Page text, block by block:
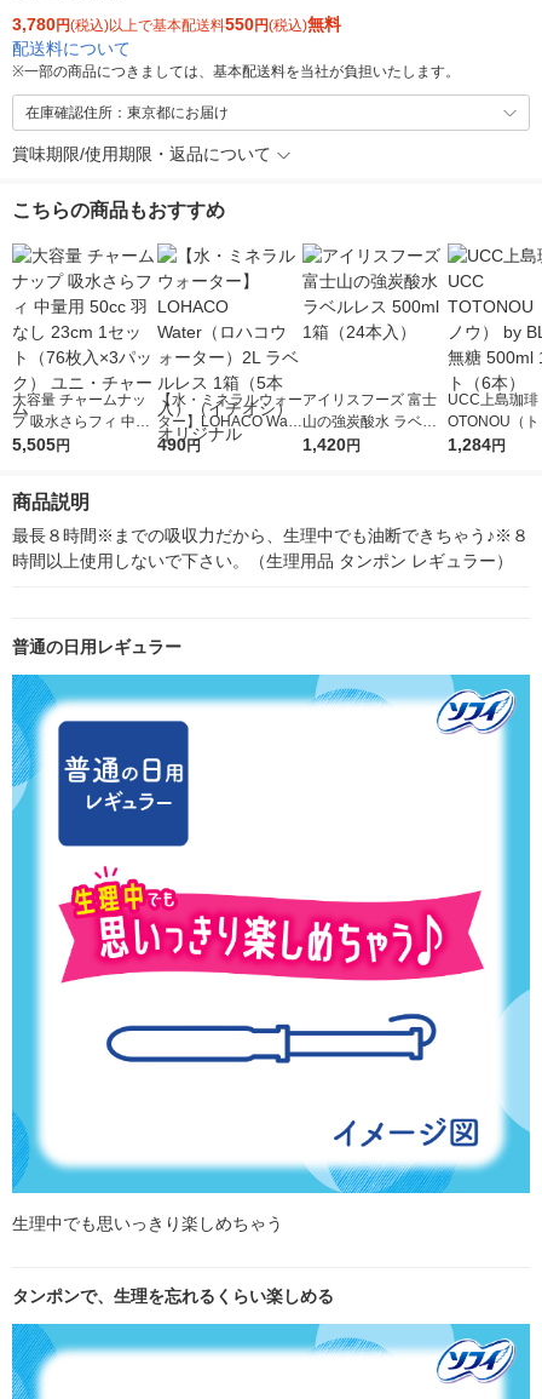
3,780円(税込)以上で基本配送料550円(税込)無料
配送料について
※一部の商品につきましては、基本配送料を当社が負担いたします。
在庫確認住所：東京都にお届け
賞味期限/使用期限・返品について
こちらの商品もおすすめ
大容量 チャームナッ
プ 吸水さらフィ 中量
用 50cc 羽なし 23cm
ム
5,505円
【水・ミネラルウォー
ター】LOHACO Wate
r（ロハコウォータ
490円
アイリスフーズ 富士
山の強炭酸水 ラベル
レス 500ml 1箱（24
1,420円
UCC上島珈琲
OTONOU（
ウ） by
1,284円
商品説明
最長８時間※までの吸収力だから、生理中でも油断できちゃう♪※８
時間以上使用しないで下さい。（生理用品 タンポン レギュラー）
普通の日用レギュラー
生理中でも思いっきり楽しめちゃう
タンポンで、生理を忘れるくらい楽しめる